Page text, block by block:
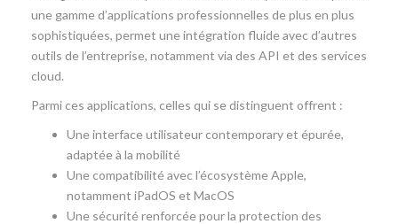
une gamme d’applications professionnelles de plus en plus
sophistiquées, permet une intégration fluide avec d’autres
outils de l’entreprise, notamment via des API et des services
cloud.
Parmi ces applications, celles qui se distinguent offrent :
Une interface utilisateur contemporary et épurée,
adaptée à la mobilité
Une compatibilité avec l’écosystème Apple,
notamment iPadOS et MacOS
Une sécurité renforcée pour la protection des